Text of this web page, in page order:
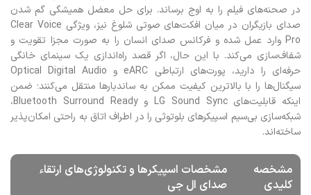
در صحنه‌های فیلم را به اوج برساند. برای حل معضل همیشگی گم شدن
صدای بازیگران در میان افکت‌های صوتی شلوغ نیز، ویژگی Clear Voice
Pro وارد عمل شده و فرکانس صدای انسان را به صورت مجزا تقویت و
شفاف‌سازی می‌کند. با این حال، اگر قصد راه‌اندازی یک سینمای خانگی
حرفه‌ای را دارید، پورت‌های ارتباطی eARC و Optical Digital Audio
سیگنال‌ها را با بالاترین کیفیت ممکن به ساندبارها منتقل می‌کنند؛ ضمن
اینکه قابلیت‌های LG Sound Sync و Bluetooth Surround Ready،
شبکه‌سازی بی‌سیم اسپیکرهای بلوتوثی را در اطراف اتاق به راحتی امکان‌پذیر
ساخته‌اند.
مشخصه
کلیدی
مشخصات اسپیکرها و تکنولوژی‌های ارتقاء
صدای ال جی